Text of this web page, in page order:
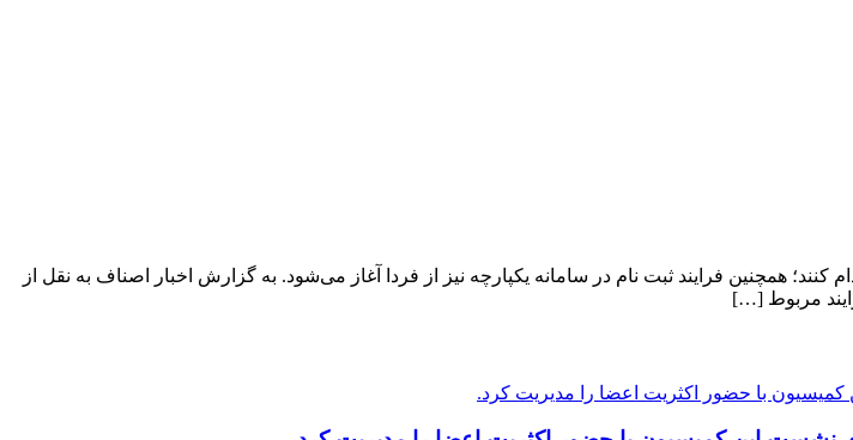
همچنین فرایند ثبت نام در سامانه یکپارچه نیز از فردا آغاز می‌شود. به گزارش اخبار اصناف به نقل از